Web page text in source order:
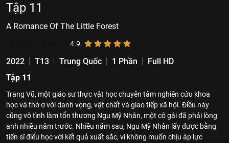
Tập 11
A Romance Of The Little Forest
4.9
2022 T13 Trung Quốc 1 Phần
Full HD
Tập 11
Trang Vũ, một giáo sư thực vật học chuyên tâm nghiên cứu khoa
học và thờ ơ với danh vọng, vật chất và giao tiếp xã hội. Điều này
cũng vô tình làm tổn thương Ngu Mỹ Nhân, một cô gái đã phải lòng
anh nhiều năm trước. Nhiều năm sau, Ngu Mỹ Nhân lấy được bằng
tiến sĩ điểu học với kết quả xuất sắc, vì không muốn chịu áp lực